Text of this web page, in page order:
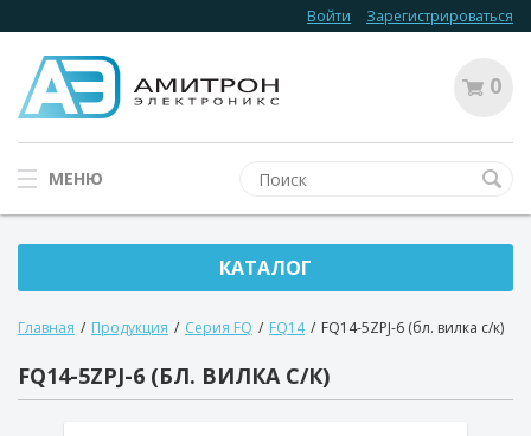
Войти Зарегистрироваться
0
МЕНЮ
КАТАЛОГ
Главная / Продукция / Серия FQ / FQ14 / FQ14-5ZPJ-6 (бл. вилка с/к)
FQ14-5ZPJ-6 (БЛ. ВИЛКА С/К)